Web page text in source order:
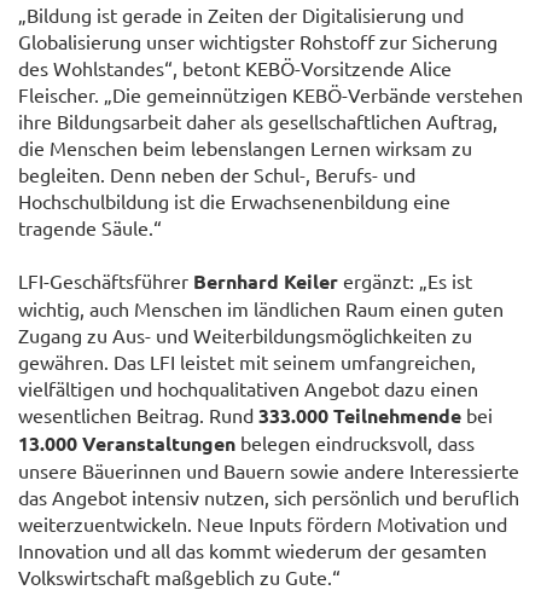
„Bildung ist gerade in Zeiten der Digitalisierung und
Globalisierung unser wichtigster Rohstoff zur Sicherung
des Wohlstandes“, betont KEBÖ-Vorsitzende Alice
Fleischer. „Die gemeinnützigen KEBÖ-Verbände verstehen
ihre Bildungsarbeit daher als gesellschaftlichen Auftrag,
die Menschen beim lebenslangen Lernen wirksam zu
begleiten. Denn neben der Schul-, Berufs- und
Hochschulbildung ist die Erwachsenenbildung eine
tragende Säule.“
LFI-Geschäftsführer Bernhard Keiler ergänzt: „Es ist
wichtig, auch Menschen im ländlichen Raum einen guten
Zugang zu Aus- und Weiterbildungsmöglichkeiten zu
gewähren. Das LFI leistet mit seinem umfangreichen,
vielfältigen und hochqualitativen Angebot dazu einen
wesentlichen Beitrag. Rund 333.000 Teilnehmende bei
13.000 Veranstaltungen belegen eindrucksvoll, dass
unsere Bäuerinnen und Bauern sowie andere Interessierte
das Angebot intensiv nutzen, sich persönlich und beruflich
weiterzuentwickeln. Neue Inputs fördern Motivation und
Innovation und all das kommt wiederum der gesamten
Volkswirtschaft maßgeblich zu Gute.“